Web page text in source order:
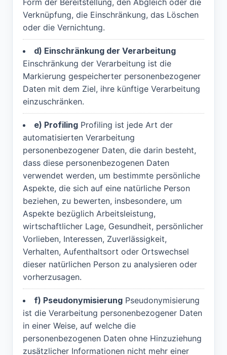
Form der Bereitstellung, den Abgleich oder die
Verknüpfung, die Einschränkung, das Löschen
oder die Vernichtung.
d) Einschränkung der Verarbeitung
Einschränkung der Verarbeitung ist die
Markierung gespeicherter personenbezogener
Daten mit dem Ziel, ihre künftige Verarbeitung
einzuschränken.
e) Profiling Profiling ist jede Art der
automatisierten Verarbeitung
personenbezogener Daten, die darin besteht,
dass diese personenbezogenen Daten
verwendet werden, um bestimmte persönliche
Aspekte, die sich auf eine natürliche Person
beziehen, zu bewerten, insbesondere, um
Aspekte bezüglich Arbeitsleistung,
wirtschaftlicher Lage, Gesundheit, persönlicher
Vorlieben, Interessen, Zuverlässigkeit,
Verhalten, Aufenthaltsort oder Ortswechsel
dieser natürlichen Person zu analysieren oder
vorherzusagen.
f) Pseudonymisierung Pseudonymisierung
ist die Verarbeitung personenbezogener Daten
in einer Weise, auf welche die
personenbezogenen Daten ohne Hinzuziehung
zusätzlicher Informationen nicht mehr einer